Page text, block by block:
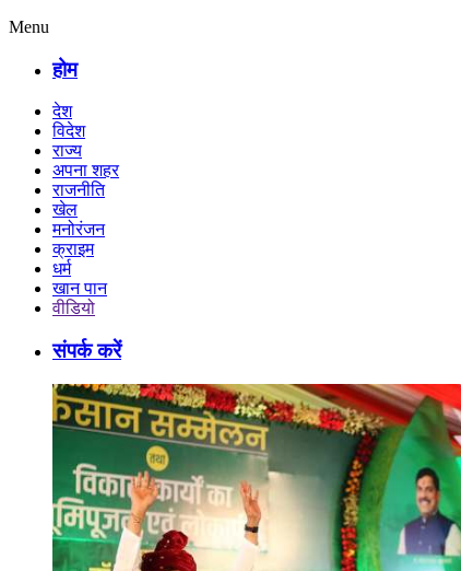
Menu
होम
देश
विदेश
राज्य
अपना शहर
राजनीति
खेल
मनोरंजन
क्राइम
धर्म
खान पान
वीडियो
संपर्क करें